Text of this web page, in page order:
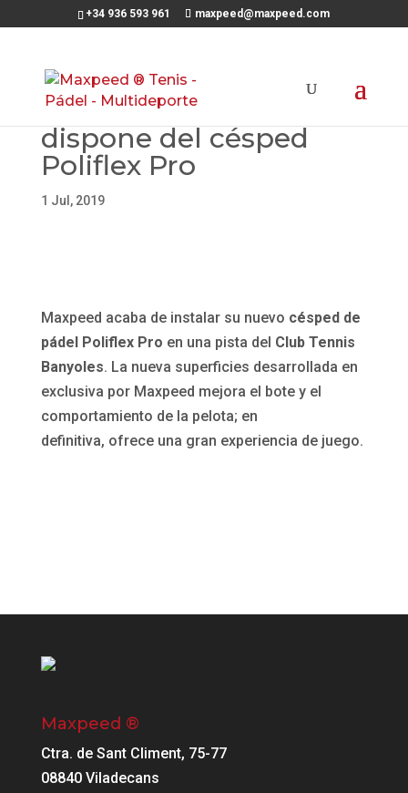
+34 936 593 961 maxpeed@maxpeed.com
El CT Banyoles ya
dispone del césped
Poliflex Pro
1 Jul, 2019
Maxpeed acaba de instalar su nuevo césped de
pádel Poliflex Pro en una pista del Club Tennis
Banyoles. La nueva superficies desarrollada en
exclusiva por Maxpeed mejora el bote y el
comportamiento de la pelota; en
definitiva, ofrece una gran experiencia de juego.
Maxpeed ®
Ctra. de Sant Climent, 75-77
08840 Viladecans